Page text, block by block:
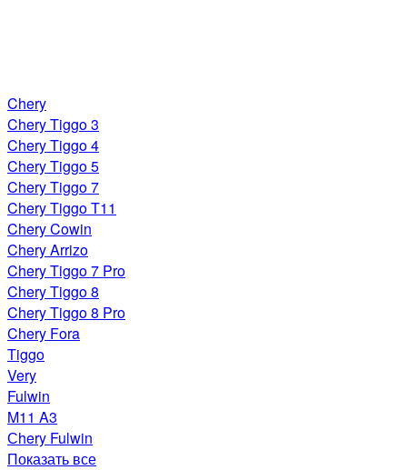
Chery
Chery Tiggo 3
Chery Tiggo 4
Chery Tiggo 5
Chery Tiggo 7
Chery Tiggo T11
Chery Cowin
Chery Arrizo
Chery Tiggo 7 Pro
Chery Tiggo 8
Chery Tiggo 8 Pro
Chery Fora
Tiggo
Very
Fulwin
M11 A3
Сhery Fulwin
Показать все